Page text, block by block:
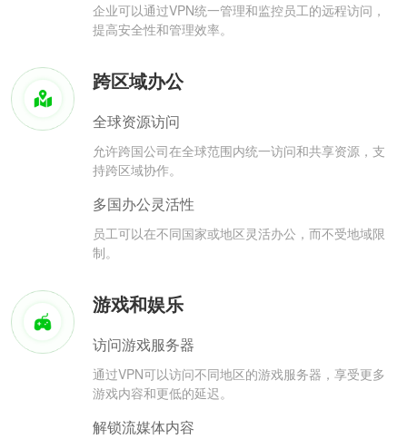
企业可以通过VPN统一管理和监控员工的远程访问，
提高安全性和管理效率。
跨区域办公
全球资源访问
允许跨国公司在全球范围内统一访问和共享资源，支
持跨区域协作。
多国办公灵活性
员工可以在不同国家或地区灵活办公，而不受地域限
制。
游戏和娱乐
访问游戏服务器
通过VPN可以访问不同地区的游戏服务器，享受更多
游戏内容和更低的延迟。
解锁流媒体内容